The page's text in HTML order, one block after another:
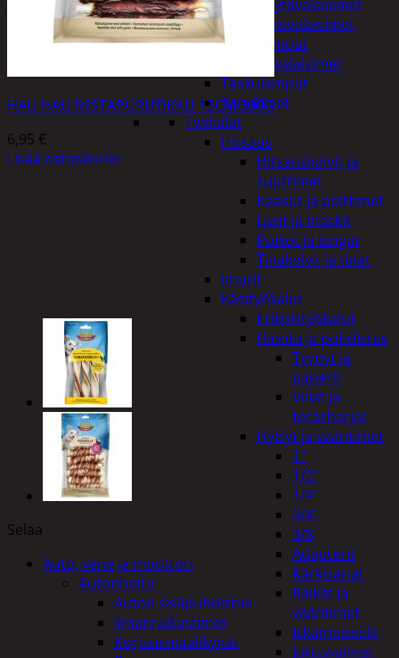
Pöytävalaisimet
Yleisvalaisimet
Taskulamput
Työmaavalaisimet
Taskulamput
Tarvikkeet
Työkalut
Hitsaus
Hitsauskolvit ja
suuttimet
Kaasut ja polttimet
Lasit ja maskit
Puikot ja langat
Tinakolvit ja tinat
Imurit
Käsityökalut
Erikoistyökalut
Hionta ja puhdistus
Tyynyt ja
paperit
Viilat ja
teräsharjat
Hylsyt ja vääntimet
1"
1/2"
1/4"
3/4"
3/8
Adapterit
Kärkisarjat
Räikät ja
vääntimet
Iskumeisselit
Jakoavaimet
HAU HAU RIISTAPURUTIKKU 13CM 300G
6,95 €
Lisää ostoskoriin
Selaa
Auto, vene ja moottori
Autonhoito
Auton sisäpuhdistus
ilmanraikastimet
Korjausmaalikynät